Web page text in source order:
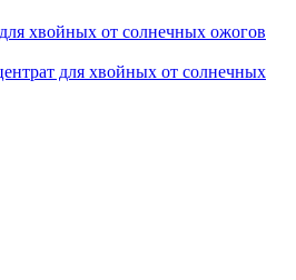
для хвойных от солнечных